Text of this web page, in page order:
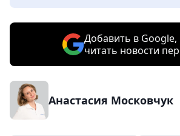
Добавить в
читать новости
Анастасия Московчук